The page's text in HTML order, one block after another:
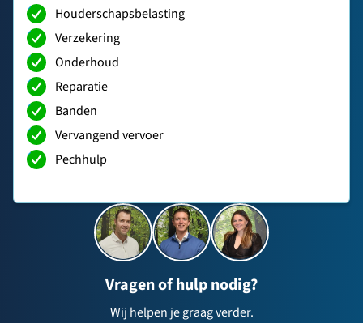
Houderschapsbelasting
Verzekering
Onderhoud
Reparatie
Banden
Vervangend vervoer
Pechhulp
Vragen of hulp nodig?
Wij helpen je graag verder.